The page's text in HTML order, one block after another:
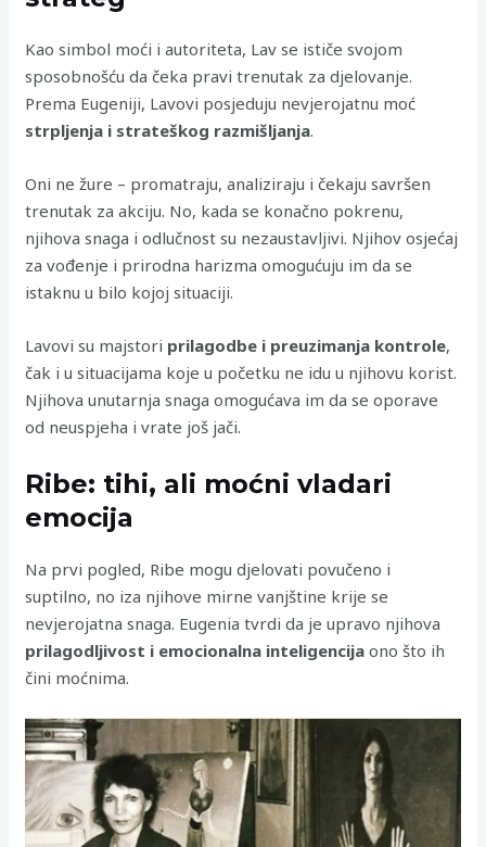
Kao simbol moći i autoriteta, Lav se ističe svojom
sposobnošću da čeka pravi trenutak za djelovanje.
Prema Eugeniji, Lavovi posjeduju nevjerojatnu moć
strpljenja i strateškog razmišljanja.
Oni ne žure – promatraju, analiziraju i čekaju savršen
trenutak za akciju. No, kada se konačno pokrenu,
njihova snaga i odlučnost su nezaustavljivi. Njihov osjećaj
za vođenje i prirodna harizma omogućuju im da se
istaknu u bilo kojoj situaciji.
Lavovi su majstori prilagodbe i preuzimanja kontrole,
čak i u situacijama koje u početku ne idu u njihovu korist.
Njihova unutarnja snaga omogućava im da se oporave
od neuspjeha i vrate još jači.
Ribe: tihi, ali moćni vladari
emocija
Na prvi pogled, Ribe mogu djelovati povučeno i
suptilno, no iza njihove mirne vanjštine krije se
nevjerojatna snaga. Eugenia tvrdi da je upravo njihova
prilagodljivost i emocionalna inteligencija ono što ih
čini moćnima.